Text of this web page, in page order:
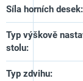
Síla horních desek:
Typ výškově
stolu:
Typ zdvihu: